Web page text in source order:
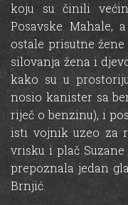
koju su činili
Posavske
ostale prisutne
silovanja žena i
kako su u
nosio kanister sa
riječ o benzinu), i
isti vojnik uzeo za
vrisku i plač
prepoznala jedan
Brnjić.